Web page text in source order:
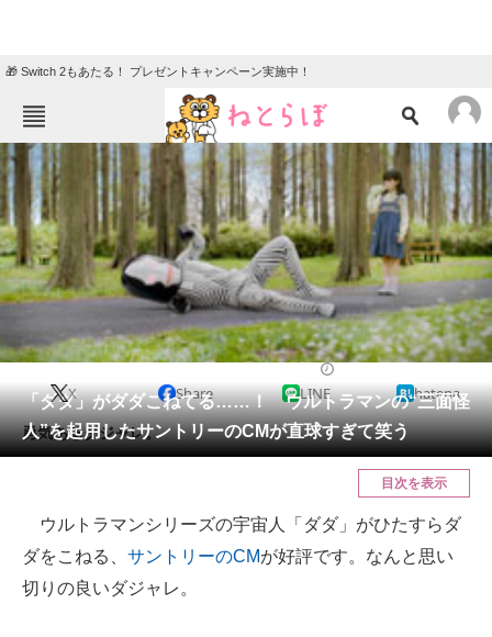
🎁 Switch 2もあたる！ プレゼントキャンペーン実施中！
ねとらぼメニュー
ニュース
エンタメ クイズ
グルメ 地域
教育・育児
動物 リサーチ
会員記事
メディア
スマホと通信の最新トレンド
「ダダ」がダダこねてる……！ ウルトラマンの“三面怪
人”を起用したサントリーのCMが直球すぎて笑う
X Share LINE hatena
勇気あるダジャレ。
目次を表示
ウルトラマンシリーズの宇宙人「ダダ」がひたすらダ
ダをこねる、 サントリーのCMが好評です。なんと思い
切りの良いダジャレ。